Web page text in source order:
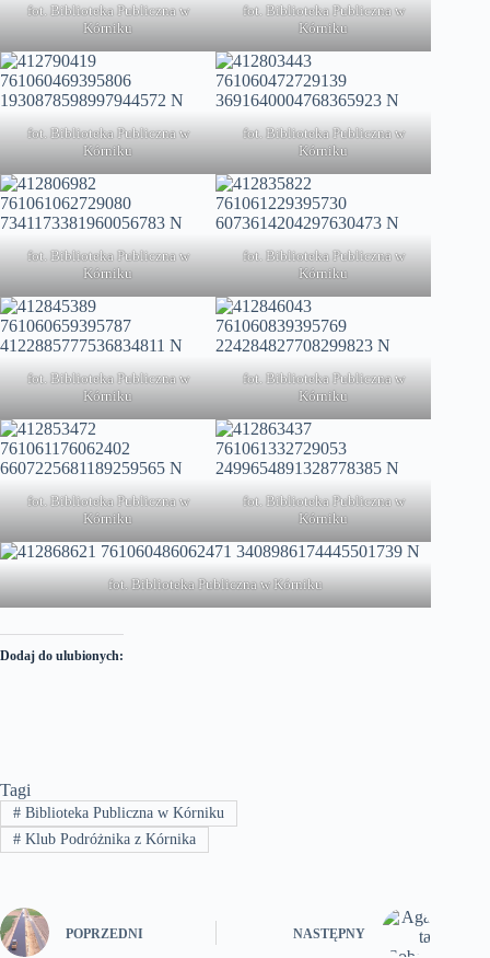
fot. Biblioteka Publiczna w
Kórniku
fot. Biblioteka Publiczna w
Kórniku
fot. Biblioteka Publiczna w
Kórniku
fot. Biblioteka Publiczna w
Kórniku
fot. Biblioteka Publiczna w
Kórniku
fot. Biblioteka Publiczna w
Kórniku
fot. Biblioteka Publiczna w
Kórniku
fot. Biblioteka Publiczna w
Kórniku
fot. Biblioteka Publiczna w
Kórniku
fot. Biblioteka Publiczna w
Kórniku
fot. Biblioteka Publiczna w Kórniku
Dodaj do ulubionych:
Tagi
#Biblioteka Publiczna w Kórniku
#Klub Podróżnika z Kórnika
POPRZEDNI NASTĘPNY